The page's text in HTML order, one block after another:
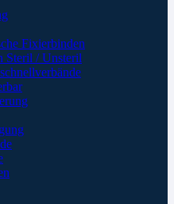
Fixierbinden
Steril / Unsteril